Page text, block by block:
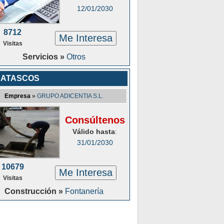
12/01/2030
8712
Visitas Me Interesa
Servicios » Otros
Empresa » GRUPO ADICENTIA S.L.
Consúltenos
Válido hasta:
31/01/2030
10679
Visitas Me Interesa
Construcción » Fontanería